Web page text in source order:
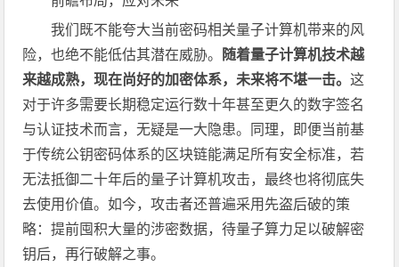
我们既不能夸大当前密码相关量子计算机带来的风
险，也绝不能低估其潜在威胁。
随着量子计算机技术越
来越成熟，现在尚好的加密体系，未来将不堪一击。这
对于许多需要长期稳定运行数十年甚至更久的数字签名
与认证技术而言，无疑是一大隐患。同理，即便当前基
于传统公钥密码体系的区块链能满足所有安全标准，若
无法抵御二十年后的量子计算机攻击，最终也将彻底失
去使用价值。如今，攻击者还普遍采用先盗后破的策
略：提前囤积大量的涉密数据，待量子算力足以破解密
钥后，再行破解之事。